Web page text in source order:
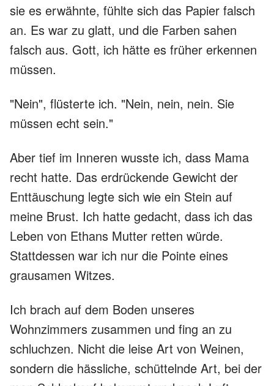
sie es erwähnte, fühlte sich das Papier falsch
an. Es war zu glatt, und die Farben sahen
falsch aus. Gott, ich hätte es früher erkennen
müssen.
"Nein", flüsterte ich. "Nein, nein, nein. Sie
müssen echt sein."
Aber tief im Inneren wusste ich, dass Mama
recht hatte. Das erdrückende Gewicht der
Enttäuschung legte sich wie ein Stein auf
meine Brust. Ich hatte gedacht, dass ich das
Leben von Ethans Mutter retten würde.
Stattdessen war ich nur die Pointe eines
grausamen Witzes.
Ich brach auf dem Boden unseres
Wohnzimmers zusammen und fing an zu
schluchzen. Nicht die leise Art von Weinen,
sondern die hässliche, schüttelnde Art, bei der